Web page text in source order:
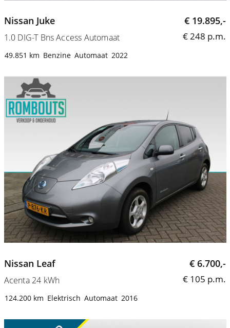
Nissan Juke
1.0 DIG-T Bns Access Automaat
€ 19.895,-
€ 248 p.m.
49.851 km Benzine Automaat 2022
Nissan Leaf
Acenta 24 kWh
€ 6.700,-
€ 105 p.m.
124.200 km Elektrisch Automaat 2016